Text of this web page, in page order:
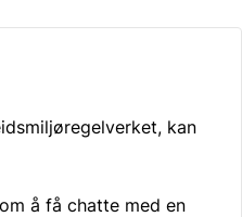
kan
å få chatte med en